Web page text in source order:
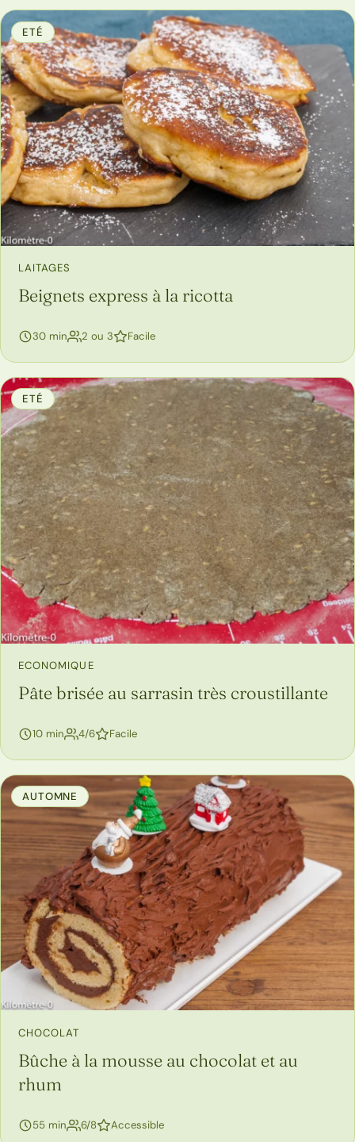
ETÉ
LAITAGES
Beignets express à la ricotta
30 min 2 ou 3personnes
Facile
ETÉ
ECONOMIQUE
Pâte brisée au sarrasin très croustillante
10 min 4/6personnes
Facile
AUTOMNE
CHOCOLAT
Bûche à la mousse au chocolat et au
rhum
55 min 6/8personnes
Accessible